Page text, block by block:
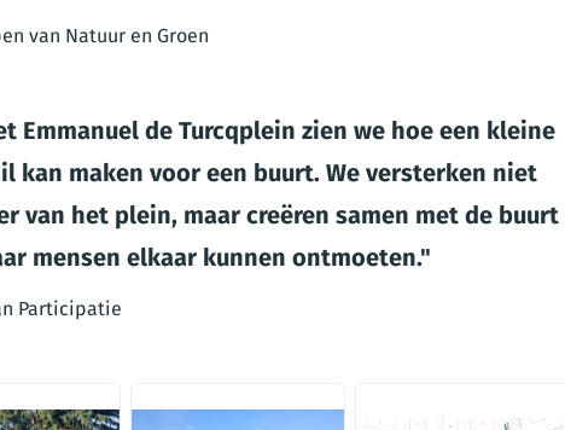
van Natuur en Groen
Emmanuel de Turcqplein zien we hoe een kleine
kan maken voor een buurt. We versterken niet
van het plein, maar creëren samen met de buurt
mensen elkaar kunnen ontmoeten.
Participatie